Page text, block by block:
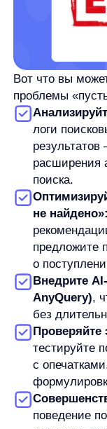
Я ознакомился с условиями
на обработки моих
Продукты
anyQuery
anyRecs
anyReviews
anyImages
по
об IT-
Контакты
any-hello@tbank.ru
+7 (985) 674-48-98
Вакансии
Документы
Реквизиты
Лицензионный
Политика